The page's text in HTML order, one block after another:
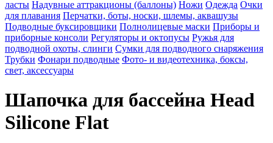
ласты Надувные аттракционы (баллоны) Ножи Одежда Очки
для плавания Перчатки, боты, носки, шлемы, аквашузы
Подводные буксировщики Полнолицевые маски Приборы и
приборные консоли Регуляторы и октопусы Ружья для
подводной охоты, слинги Сумки для подводного снаряжения
Трубки Фонари подводные Фото- и видеотехника, боксы,
свет, аксессуары
Шапочка для бассейна Head
Silicone Flat